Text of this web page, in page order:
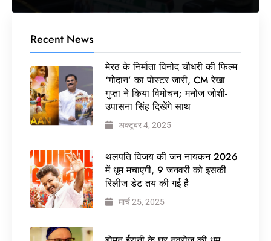
Recent News
मेरठ के निर्माता विनोद चौधरी की फिल्म
‘गोदान’ का पोस्टर जारी, CM रेखा
गुप्ता ने किया विमोचन; मनोज जोशी-
उपासना सिंह दिखेंगे साथ
अक्टूबर 4, 2025
थलपति विजय की जन नायकन 2026
में धूम मचाएगी, 9 जनवरी को इसकी
रिलीज डेट तय की गई है
मार्च 25, 2025